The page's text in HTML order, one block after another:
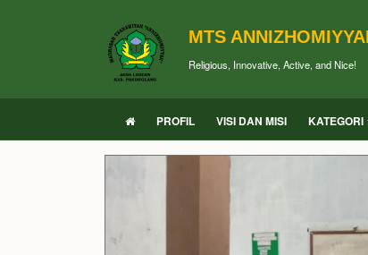
MTS
Religious, Innovative, Active, and Nice!
PROFIL VISI DAN MISI KATEGORI